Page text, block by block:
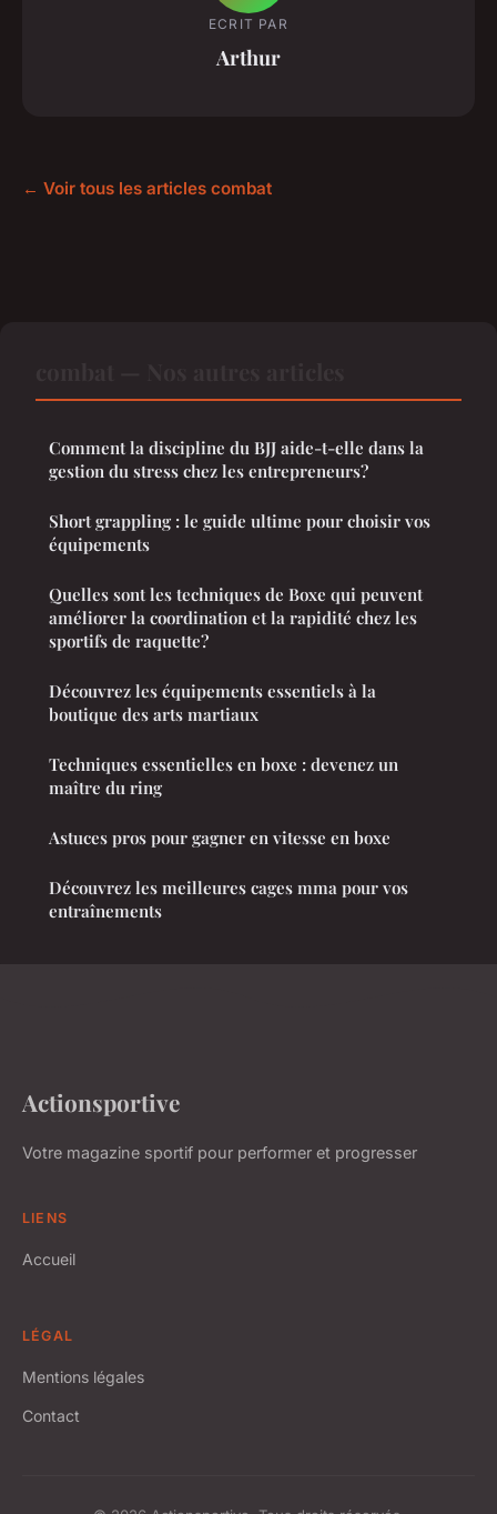
ECRIT PAR
Arthur
← Voir tous les articles combat
Comment la discipline du BJJ aide-t-elle dans la
gestion du stress chez les entrepreneurs?
Short grappling : le guide ultime pour choisir vos
équipements
Quelles sont les techniques de Boxe qui peuvent
améliorer la coordination et la rapidité chez les
sportifs de raquette?
Découvrez les équipements essentiels à la
boutique des arts martiaux
Techniques essentielles en boxe : devenez un
maître du ring
Astuces pros pour gagner en vitesse en boxe
Découvrez les meilleures cages mma pour vos
entraînements
Actionsportive
Votre magazine sportif pour performer et progresser
LIENS
Accueil
LÉGAL
Mentions légales
Contact